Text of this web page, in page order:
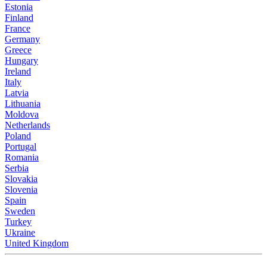
Estonia
Finland
France
Germany
Greece
Hungary
Ireland
Italy
Latvia
Lithuania
Moldova
Netherlands
Poland
Portugal
Romania
Serbia
Slovakia
Slovenia
Spain
Sweden
Turkey
Ukraine
United Kingdom